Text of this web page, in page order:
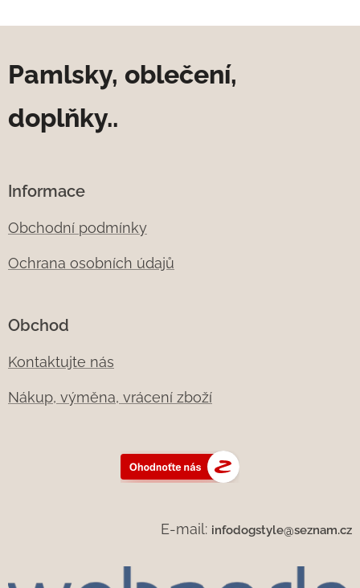
Pamlsky, oblečení,
doplňky..
Informace
Obchodní podmínky
Ochrana osobních údajů
Obchod
Kontaktujte nás
Nákup, výměna, vrácení zboží
E-mail: infodogstyle@seznam.cz